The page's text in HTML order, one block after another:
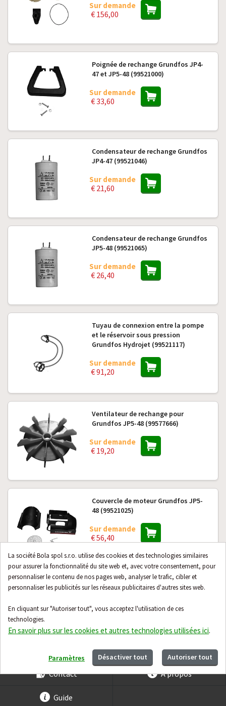
La société Bola spol s.r.o. utilise des cookies et des technologies similaires
pour assurer la fonctionnalité du site web et, avec votre consentement, pour
personnaliser le contenu de nos pages web, analyser le trafic, cibler et
personnaliser les publicités sur les réseaux publicitaires d'autres sites web.
En cliquant sur "Autoriser tout", vous acceptez l'utilisation de ces
technologies.
En savoir plus sur les cookies et autres technologies utilisées ici.
Paramètres Désactiver tout Autoriser tout
Sur demande
€ 156,00
Poignée de rechange Grundfos JP4-
47 et JP5-48 (99521000)
Sur demande
€ 33,60
Condensateur de rechange Grundfos
JP4-47 (99521046)
Sur demande
€ 21,60
Condensateur de rechange Grundfos
JP5-48 (99521065)
Sur demande
€ 26,40
Tuyau de connexion entre la pompe
et le réservoir sous pression
Grundfos Hydrojet (99521117)
Sur demande
€ 91,20
Ventilateur de rechange pour
Grundfos JP5-48 (99577666)
Sur demande
€ 19,20
Couvercle de moteur Grundfos JP5-
48 (99521025)
Sur demande
€ 56,40
Ensemble (2 pièces) de clapets
Sur demande
Contact À propos
Guide